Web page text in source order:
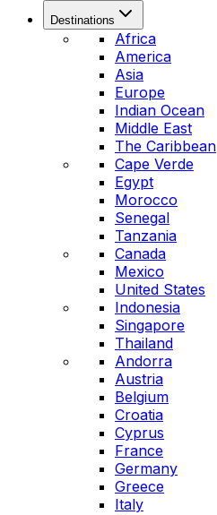
Destinations
Africa
America
Asia
Europe
Indian Ocean
Middle East
The Caribbean
Cape Verde
Egypt
Morocco
Senegal
Tanzania
Canada
Mexico
United States
Indonesia
Singapore
Thailand
Andorra
Austria
Belgium
Croatia
Cyprus
France
Germany
Greece
Italy